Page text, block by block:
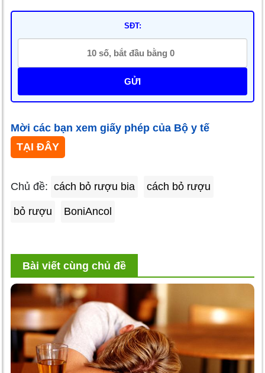
SĐT:
GỬI
Mời các bạn xem giấy phép của Bộ y tế
TẠI ĐÂY
Chủ đề: cách bỏ rượu bia cách bỏ rượu
bỏ rượu BoniAncol
Bài viết cùng chủ đề